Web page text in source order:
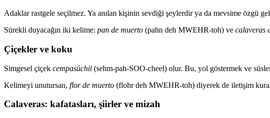
Adaklar rastgele seçilmez. Ya anılan kişinin sevdiği şeylerdir ya da mevsime özgü
Sürekli duyacağın iki kelime: pan de muerto (pahn deh MWEHR-toh) ve calaveras
Çiçekler ve koku
Simgesel çiçek cempasúchil (sehm-pah-SOO-cheel) olur. Bu, yol göstermek ve
Kelimeyi unutursan, flor de muerto (flohr deh MWEHR-toh) diyerek de iletişim
Calaveras: kafatasları, şiirler ve mizah